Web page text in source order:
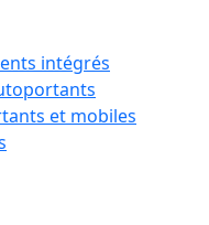
intégrés
et mobiles